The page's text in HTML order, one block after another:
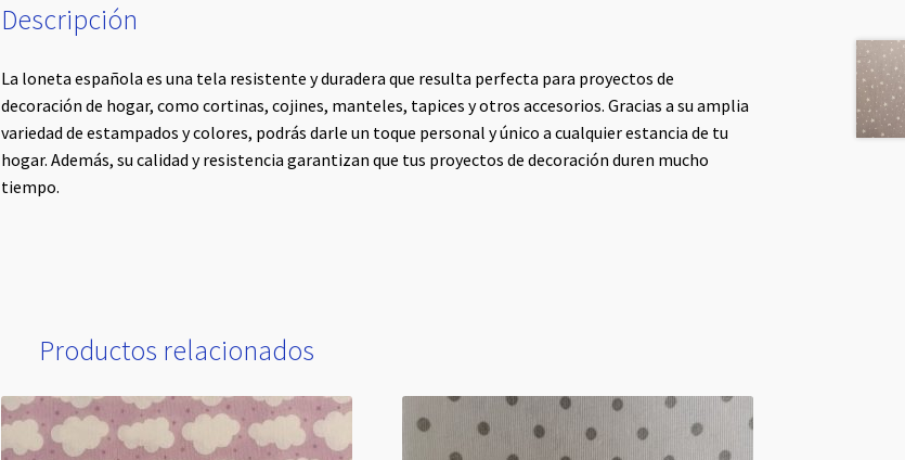
Descripción
La loneta española es una tela resistente y duradera que resulta perfecta para proyectos de
decoración de hogar, como cortinas, cojines, manteles, tapices y otros accesorios. Gracias a su amplia
variedad de estampados y colores, podrás darle un toque personal y único a cualquier estancia de tu
hogar. Además, su calidad y resistencia garantizan que tus proyectos de decoración duren mucho
tiempo.
Productos relacionados